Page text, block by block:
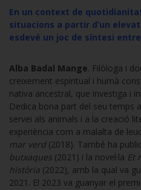
En un context de
situacions a partir d’un
esdevé un joc de síntesi
Alba Badal Mange. Filòloga i
creixement espiritual i humà
nativa ancestral, que investiga i
Dedica bona part del seu temps
servei als animals i a la creació
experiència com a malalta de
mar verd(2018). També ha
butxaques (2021) i la novel·la Et
història (2022), amb la qual va
2021. El 2023 va guanyar el